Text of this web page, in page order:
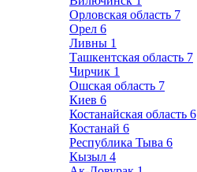
Орловская область 7
Орел 6
Ливны 1
Ташкентская область 7
Чирчик 1
Ошская область 7
Киев 6
Костанайская область 6
Костанай 6
Республика Тыва 6
Кызыл 4